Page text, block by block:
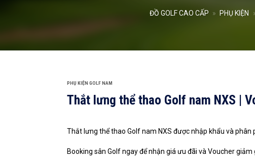
ĐỒ GOLF CAO CẤP » PHỤ KIỆN
PHỤ KIỆN GOLF NAM
Thắt lưng thể thao Golf nam NXS |
Thắt lưng thể thao Golf nam NXS được nhập khẩu và phân
Booking sân Golf ngay để nhận giá ưu đãi và Voucher